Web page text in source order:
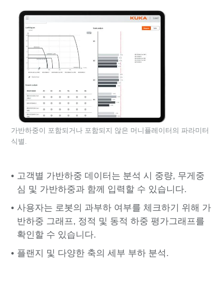
고객별 가반하중 데이터는 분석 시 중량, 무게중
심 및 가반하중과 함께 입력할 수 있습니다.
사용자는 로봇의 과부하 여부를 체크하기 위해 가
반하중 그래프, 정적 및 동적 하중 평가그래프를
확인할 수 있습니다.
플랜지 및 다양한 축의 세부 부하 분석.
가반하중이 포함되거나 포함되지 않은 머니퓰레이터의 파라미터
식별.